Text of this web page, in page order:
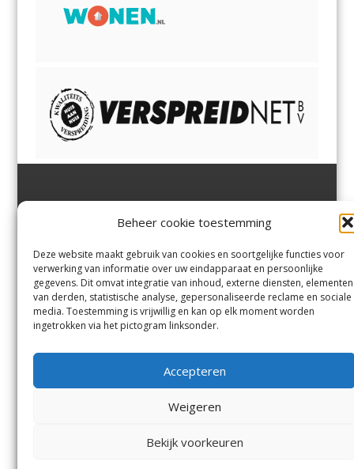
Beheer cookie toestemming
Deze website maakt gebruik van cookies en soortgelijke functies voor
verwerking van informatie over uw eindapparaat en persoonlijke
gegevens. Dit omvat integratie van inhoud, externe diensten, elementen
van derden, statistische analyse, gepersonaliseerde reclame en sociale
media. Toestemming is vrijwillig en kan op elk moment worden
ingetrokken via het pictogram linksonder.
Accepteren
Weigeren
Bekijk voorkeuren
Margadantstraat 34
0255-533900
info@jutter.nlofinfo@hofgee
st.nl
Velserbroek,Velsen-Zuid,
Zuid,Driehuisen
Spaarnwoude.
Contact
Andere uitgaven
Voorwaarden
© Kennemerland Pers B.V.